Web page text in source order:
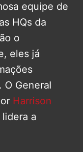
equipe de
HQs da
o
eles já
General
Harrison
a